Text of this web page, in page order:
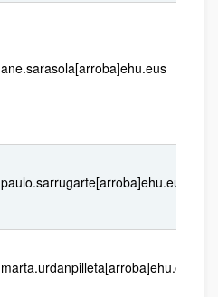
ane.sarasola[arroba]ehu.eus
paulo.sarrugarte[arroba]ehu.eus
marta.urdanpilleta[arroba]ehu.eus